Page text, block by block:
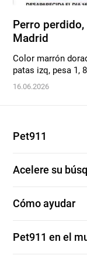
Perro perdido,
Madrid
Color marrón
patas izq, pesa 1,
16.06.2026
Pet911
Acelere su
Cómo ayudar
Pet911 en el